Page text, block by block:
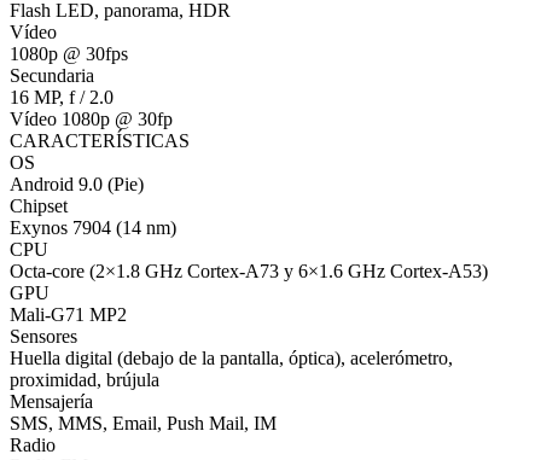
Flash LED, panorama, HDR
Vídeo
1080p @ 30fps
Secundaria
16 MP, f / 2.0
Vídeo 1080p @ 30fp
CARACTERÍSTICAS
OS
Android 9.0 (Pie)
Chipset
Exynos 7904 (14 nm)
CPU
Octa-core (2×1.8 GHz Cortex-A73 y 6×1.6 GHz Cortex-A53)
GPU
Mali-G71 MP2
Sensores
Huella digital (debajo de la pantalla, óptica), acelerómetro,
proximidad, brújula
Mensajería
SMS, MMS, Email, Push Mail, IM
Radio